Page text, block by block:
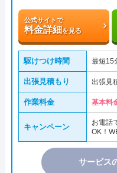
公式サイトで
料金詳細を見る
駆けつけ時間 最短15
出張見積もり 出張見
作業料金 基本料
キャンペーン
お電話
OK！
サービス